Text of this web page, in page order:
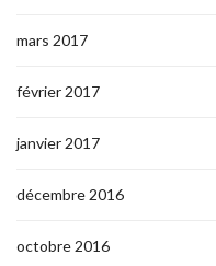
mars 2017
février 2017
janvier 2017
décembre 2016
octobre 2016